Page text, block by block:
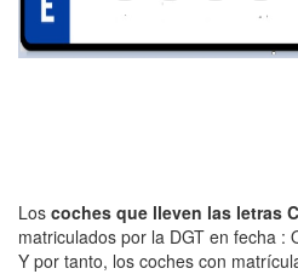
Los coches que lleven las letras
matriculados por la DGT en fecha :
Y por tanto, los coches con